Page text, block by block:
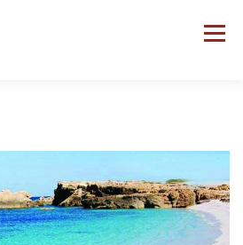
Menu
EVENTI CONTATTI